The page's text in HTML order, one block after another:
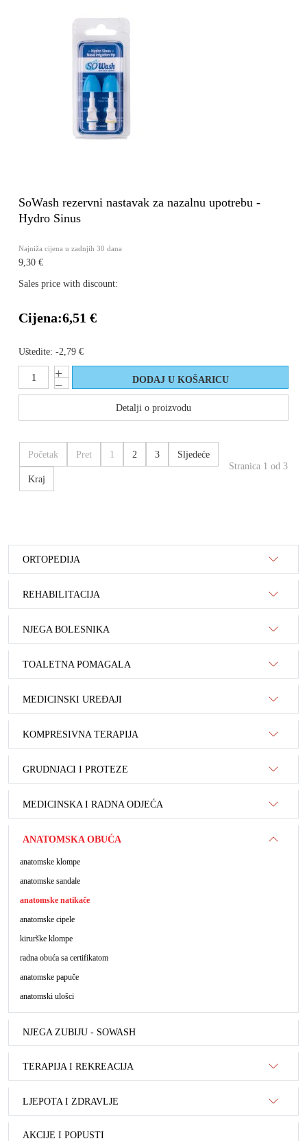
SoWash rezervni nastavak za nazalnu upotrebu -
Hydro Sinus
Najniža cijena u zadnjih 30 dana
9,30 €
Sales price with discount:
Cijena:6,51 €
Uštedite: -2,79 €
Detalji o proizvodu
Početak Pret 1 2 3 Sljedeće
Kraj
Stranica 1 od 3
ORTOPEDIJA
REHABILITACIJA
NJEGA BOLESNIKA
TOALETNA POMAGALA
MEDICINSKI UREĐAJI
KOMPRESIVNA TERAPIJA
GRUDNJACI I PROTEZE
MEDICINSKA I RADNA ODJEĆA
ANATOMSKA OBUĆA
anatomske klompe
anatomske sandale
anatomske natikače
anatomske cipele
kirurške klompe
radna obuća sa certifikatom
anatomske papuče
anatomski ulošci
NJEGA ZUBIJU - SOWASH
TERAPIJA I REKREACIJA
LJEPOTA I ZDRAVLJE
AKCIJE I POPUSTI